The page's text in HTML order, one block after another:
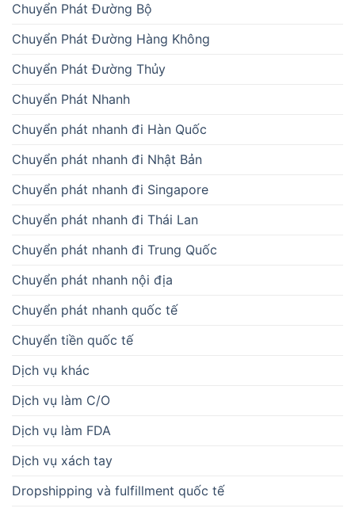
Chuyển Phát Đường Bộ
Chuyển Phát Đường Hàng Không
Chuyển Phát Đường Thủy
Chuyển Phát Nhanh
Chuyển phát nhanh đi Hàn Quốc
Chuyển phát nhanh đi Nhật Bản
Chuyển phát nhanh đi Singapore
Chuyển phát nhanh đi Thái Lan
Chuyển phát nhanh đi Trung Quốc
Chuyển phát nhanh nội địa
Chuyển phát nhanh quốc tế
Chuyển tiền quốc tế
Dịch vụ khác
Dịch vụ làm C/O
Dịch vụ làm FDA
Dịch vụ xách tay
Dropshipping và fulfillment quốc tế